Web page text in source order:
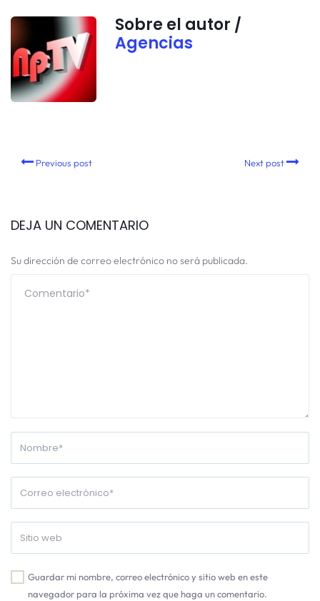
Sobre el autor /
Agencias
Previous post Next post
DEJA UN COMENTARIO
Su dirección de correo electrónico no será publicada.
Guardar mi nombre, correo electrónico y sitio web en este
navegador para la próxima vez que haga un comentario.